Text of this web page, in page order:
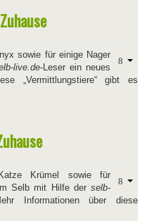
sowie für einige Nager
live.de-Leser ein neues
„Vermittlungstiere“ gibt es
Krümel sowie für
Selb mit Hilfe derselb-
Informationen über diese